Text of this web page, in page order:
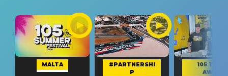
MALTA
#PARTNERSHI
P
105 TAKE
AWAY